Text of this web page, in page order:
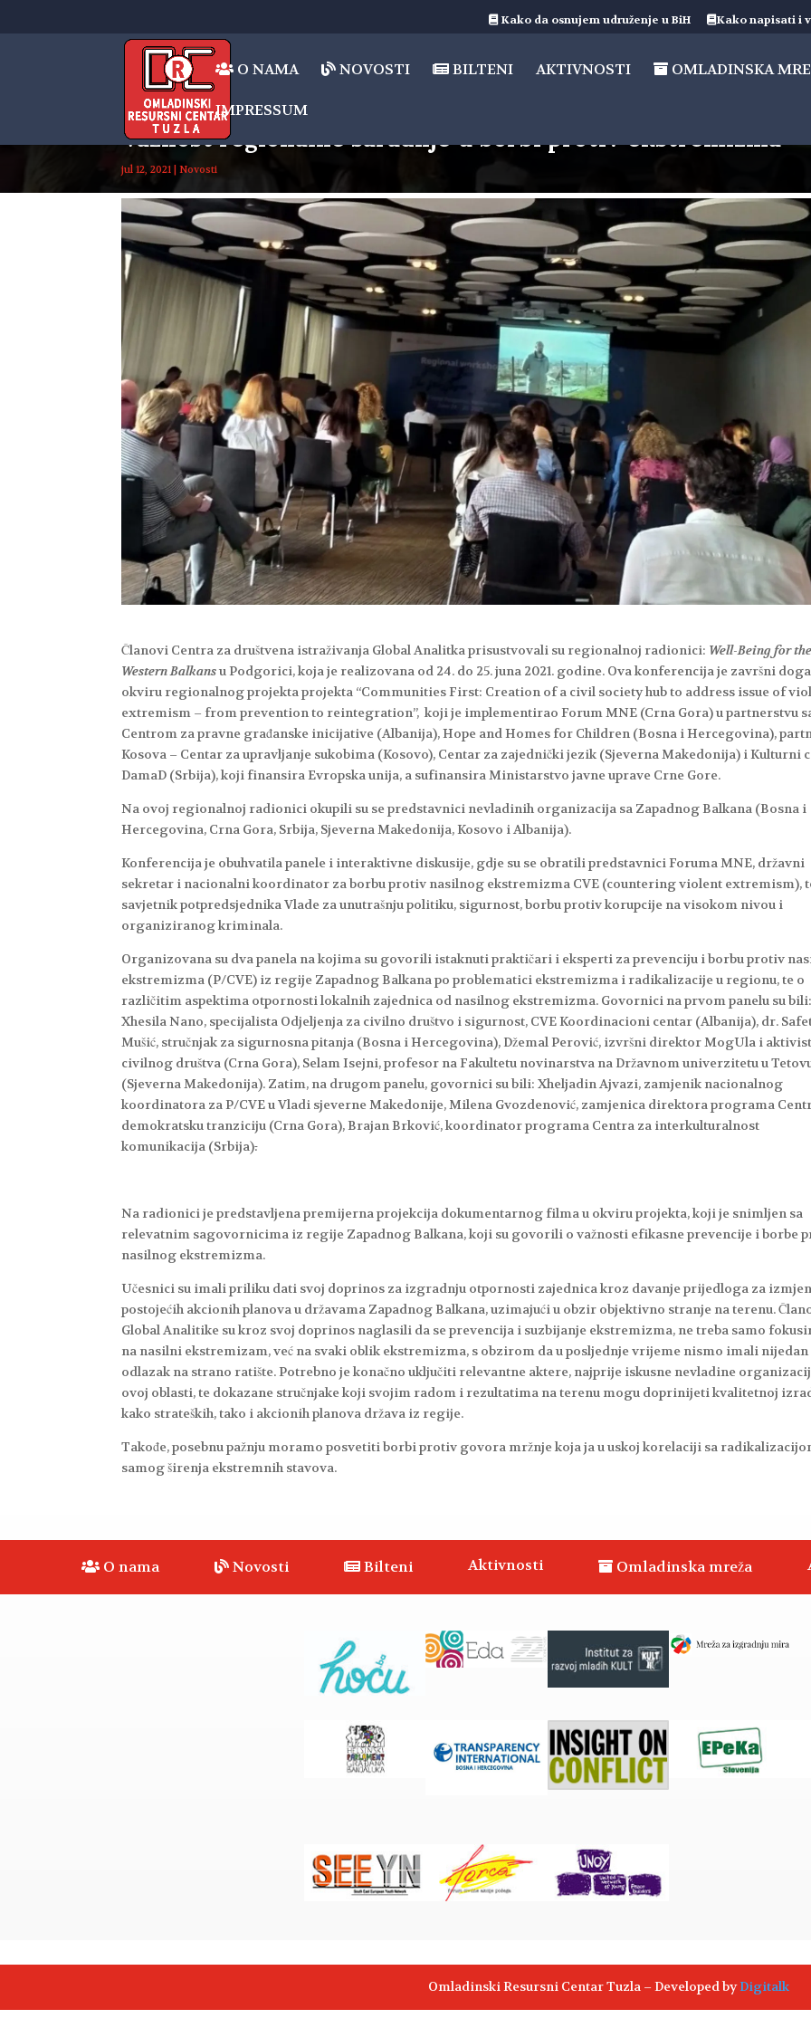
Kako da osnujem udruženje u BiH Kako napisati i
O NAMA NOVOSTI BILTENI AKTIVNOSTI OMLADINSKA
IMPRESSUM
Važnost regionalne saradnje u borbi protiv ekstremizma
jul 12, 2021 |Novosti
Članovi Centra za društvena istraživanja Global Analitka prisustvovali su regionalnoj radionici: Well-Being for the
Western Balkansu Podgorici, koja je realizovana od 24. do 25. juna 2021. godine. Ova konferencija je završni
okviru regionalnog projekta projekta “Communities First: Creation of a civil society hub to address issue of
extremism – from prevention to reintegration”, koji je implementirao Forum MNE (Crna Gora) u partnerstvu
Centrom za pravne građanske inicijative (Albanija), Hope and Homes for Children (Bosna i Hercegovina),
Kosova – Centar za upravljanje sukobima (Kosovo), Centar za zajednički jezik (Sjeverna Makedonija) i Kulturni
DamaD (Srbija), koji finansira Evropska unija, a sufinansira Ministarstvo javne uprave Crne Gore.
Na ovoj regionalnoj radionici okupili su se predstavnici nevladinih organizacija sa Zapadnog Balkana (Bosna i
Hercegovina, Crna Gora, Srbija, Sjeverna Makedonija, Kosovo i Albanija).
Konferencija je obuhvatila panele i interaktivne diskusije, gdje su se obratili predstavnici Foruma MNE, državni
sekretar i nacionalni koordinator za borbu protiv nasilnog ekstremizma CVE (countering violent extremism),
savjetnik potpredsjednika Vlade za unutrašnju politiku, sigurnost, borbu protiv korupcije na visokom nivou i
organiziranog kriminala.
Organizovana su dva panela na kojima su govorili istaknuti praktičari i eksperti za prevenciju i borbu protiv
ekstremizma (P/CVE) iz regije Zapadnog Balkana po problematici ekstremizma i radikalizacije u regionu, te o
različitim aspektima otpornosti lokalnih zajednica od nasilnog ekstremizma. Govornici na prvom panelu su bili:
Xhesila Nano, specijalista Odjeljenja za civilno društvo i sigurnost, CVE Koordinacioni centar (Albanija), dr.
Mušić, stručnjak za sigurnosna pitanja (Bosna i Hercegovina), Džemal Perović, izvršni direktor MogUla i
civilnog društva (Crna Gora), Selam Isejni, profesor na Fakultetu novinarstva na Državnom univerzitetu u
(Sjeverna Makedonija). Zatim, na drugom panelu, govornici su bili: Xheljadin Ajvazi, zamjenik nacionalnog
koordinatora za P/CVE u Vladi sjeverne Makedonije, Milena Gvozdenović, zamjenica direktora programa
demokratsku tranziciju (Crna Gora), Brajan Brković, koordinator programa Centra za interkulturalnost
komunikacija (Srbija).
Na radionici je predstavljena premijerna projekcija dokumentarnog filma u okviru projekta, koji je snimljen sa
relevatnim sagovornicima iz regije Zapadnog Balkana, koji su govorili o važnosti efikasne prevencije i borbe
nasilnog ekstremizma.
Učesnici su imali priliku dati svoj doprinos za izgradnju otpornosti zajednica kroz davanje prijedloga za
postojećih akcionih planova u državama Zapadnog Balkana, uzimajući u obzir objektivno stranje na terenu.
Global Analitike su kroz svoj doprinos naglasili da se prevencija i suzbijanje ekstremizma, ne treba samo
na nasilni ekstremizam, već na svaki oblik ekstremizma, s obzirom da u posljednje vrijeme nismo imali nijedan
odlazak na strano ratište. Potrebno je konačno uključiti relevantne aktere, najprije iskusne nevladine
ovoj oblasti, te dokazane stručnjake koji svojim radom i rezultatima na terenu mogu doprinijeti kvalitetnoj
kako strateških, tako i akcionih planova država iz regije.
Takođe, posebnu pažnju moramo posvetiti borbi protiv govora mržnje koja ja u uskoj korelaciji sa
samog širenja ekstremnih stavova.
O nama Novosti Bilteni Aktivnosti Omladinska mreža
Omladinski Resursni Centar Tuzla – Developed byDigitalk